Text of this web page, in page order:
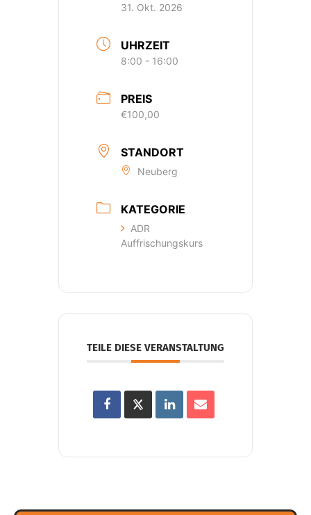
31. Okt. 2026
UHRZEIT
8:00 - 16:00
PREIS
€100,00
STANDORT
Neuberg
KATEGORIE
ADR
Auffrischungskurs
TEILE DIESE VERANSTALTUNG